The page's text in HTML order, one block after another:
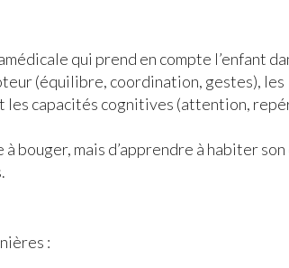
qui prend en compte l’enfant
(équilibre, coordination, gestes), les
les capacités cognitives (attention,
à bouger, mais d’apprendre à habiter son
: